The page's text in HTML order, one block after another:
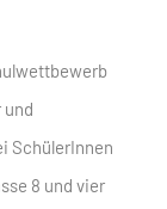
und
SchülerInnen
8 und vier